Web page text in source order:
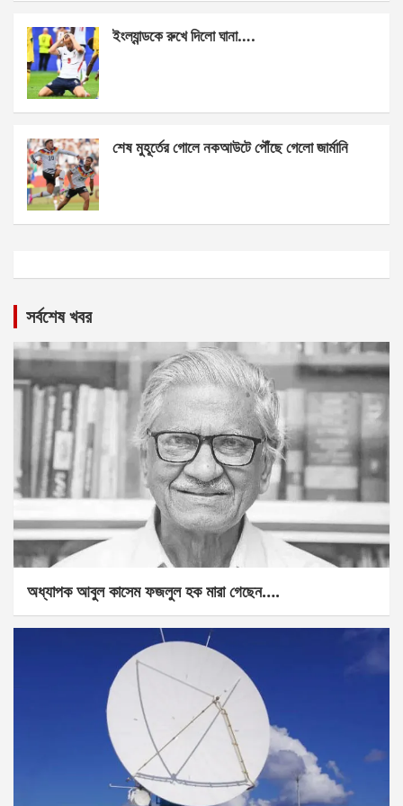
ইংল্যান্ডকে রুখে দিলো ঘানা….
শেষ মুহূর্তের গোলে নকআউটে পৌঁছে গেলো জার্মানি
সর্বশেষ খবর
অধ্যাপক আবুল কাসেম ফজলুল হক মারা গেছেন….